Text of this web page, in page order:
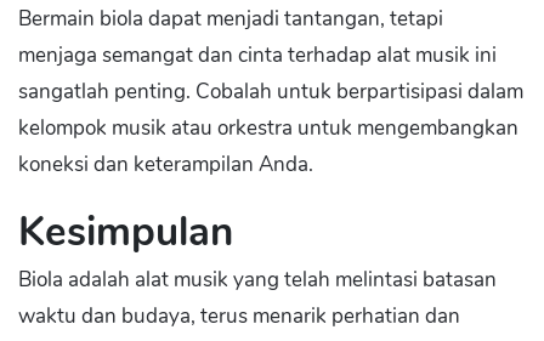
Bermain biola dapat menjadi tantangan, tetapi
menjaga semangat dan cinta terhadap alat musik ini
sangatlah penting. Cobalah untuk berpartisipasi dalam
kelompok musik atau orkestra untuk mengembangkan
koneksi dan keterampilan Anda.
Kesimpulan
Biola adalah alat musik yang telah melintasi batasan
waktu dan budaya, terus menarik perhatian dan